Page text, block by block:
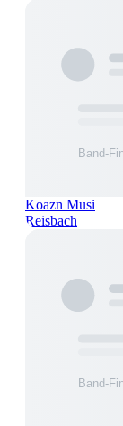
Koazn Musi
Reisbach